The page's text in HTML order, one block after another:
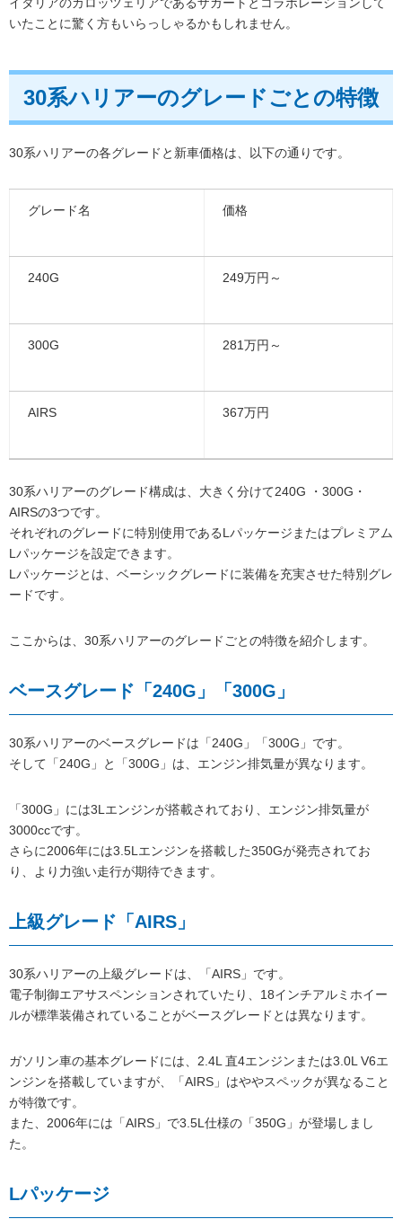
いたことに驚く方もいらっしゃるかもしれません。
30系ハリアーのグレードごとの特徴
30系ハリアーの各グレードと新車価格は、以下の通りです。
グレード名 価格
240G 249万円～
300G 281万円～
AIRS 367万円
30系ハリアーのグレード構成は、大きく分けて240G ・300G・
AIRSの3つです。
それぞれのグレードに特別使用であるLパッケージまたはプレミアム
Lパッケージを設定できます。
Lパッケージとは、ベーシックグレードに装備を充実させた特別グレ
ードです。
ここからは、30系ハリアーのグレードごとの特徴を紹介します。
ベースグレード「240G」「300G」
30系ハリアーのベースグレードは「240G」「300G」です。
そして「240G」と「300G」は、エンジン排気量が異なります。
「300G」には3Lエンジンが搭載されており、エンジン排気量が
3000ccです。
さらに2006年には3.5Lエンジンを搭載した350Gが発売されてお
り、より力強い走行が期待できます。
上級グレード「AIRS」
30系ハリアーの上級グレードは、「AIRS」です。
電子制御エアサスペンションされていたり、18インチアルミホイー
ルが標準装備されていることがベースグレードとは異なります。
ガソリン車の基本グレードには、2.4L 直4エンジンまたは3.0L V6エ
ンジンを搭載していますが、「AIRS」はややスペックが異なること
が特徴です。
また、2006年には「AIRS」で3.5L仕様の「350G」が登場しまし
た。
Lパッケージ